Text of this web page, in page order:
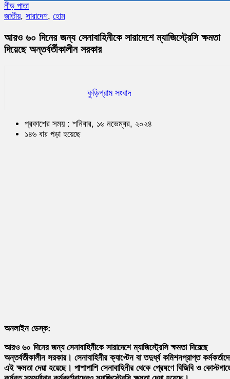
নীড় পাতা
জাতীয়, সারাদেশ, হোম
আরও ৬০ দিনের জন্য সেনাবাহিনীকে সারাদেশে ম্যাজিস্ট্রেসি ক্ষমতা
দিয়েছে অন্তর্বর্তীকালীন সরকার
কুড়িগ্রাম সংবাদ
প্রকাশের সময় : শনিবার, ১৬ নভেম্বর, ২০২৪
১৪৬ বার পড়া হয়েছে
অনলাইন ডেস্ক:
আরও ৬০ দিনের জন্য সেনাবাহিনীকে সারাদেশে ম্যাজিস্ট্রেসি ক্ষমতা দিয়েছে
অন্তর্বর্তীকালীন সরকার। সেনাবাহিনীর ক্যাপ্টেন বা তদুর্ধ্ব কমিশনপ্রাপ্ত
এই ক্ষমতা দেয়া হয়েছে। পাশাপাশি সেনাবাহিনীর থেকে প্রেষণে বিজিবি ও